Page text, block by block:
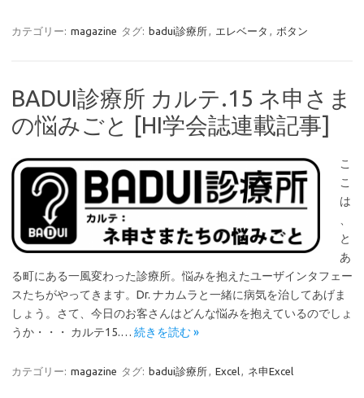
カテゴリー: magazine タグ: badui診療所, エレベータ , ボタン
BADUI診療所 カルテ.15 ネ申さま
の悩みごと [HI学会誌連載記事]
こ
こ
は
と
あ
る町にある一風変わった診療所。悩みを抱えたユーザインタフェー
スたちがやってきます。Dr. ナカムラと一緒に病気を治してあげま
しょう。さて、今日のお客さんはどんな悩みを抱えているのでしょ
うか・・・ カルテ15.… 続きを読む »
カテゴリー: magazine タグ: badui診療所, Excel, ネ申Excel